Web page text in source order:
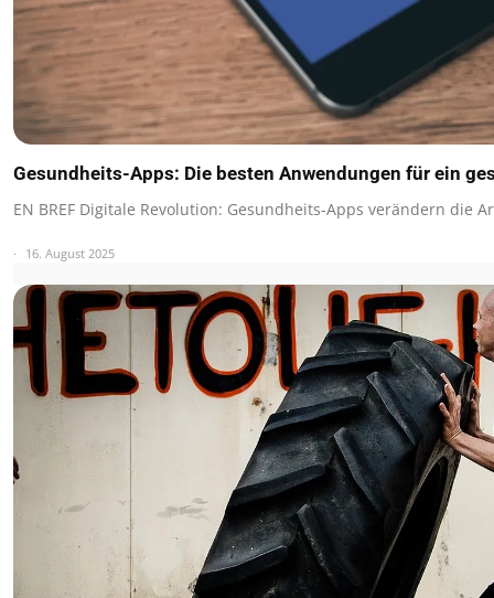
Gesundheits-Apps: Die besten Anwendungen für ein
EN BREF Digitale Revolution: Gesundheits-Apps verändern die
16. August 2025